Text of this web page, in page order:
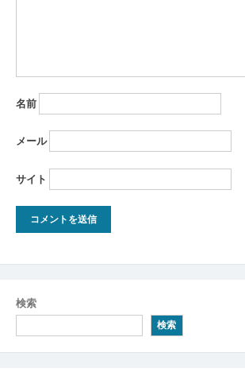
名前
メール
サイト
検索
検索